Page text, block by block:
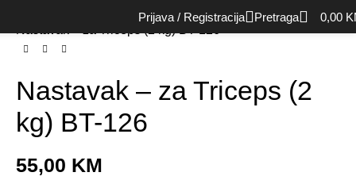
Prijava / Registracija Pretraga 0,00
Nastavci
Nastavak – za Triceps (2
kg) BT-126
55,00 KM